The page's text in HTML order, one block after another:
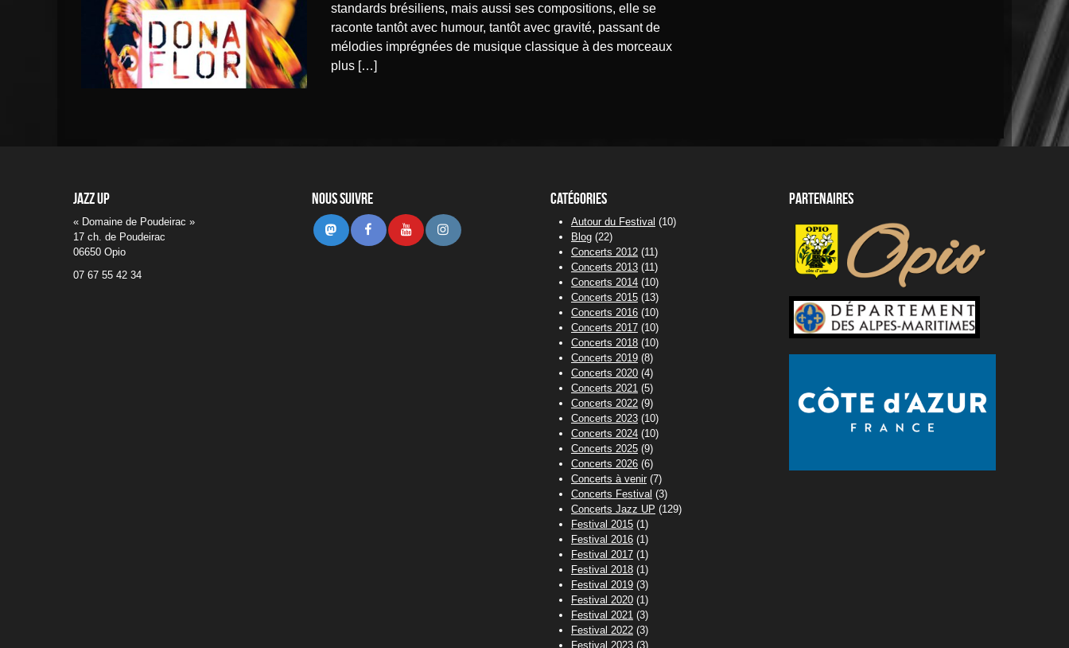
standards brésiliens, mais aussi ses compositions, elle se
raconte tantôt avec humour, tantôt avec gravité, passant de
mélodies imprégnées de musique classique à des morceaux
plus […]
Jazz UP
« Domaine de Poudeirac »
17 ch. de Poudeirac
06650 Opio
07 67 55 42 34
Nous suivre
MastodonFacebookYoutube Instagram
Catégories
Autour du Festival (10)
Blog(22)
Concerts 2012(11)
Concerts 2013(11)
Concerts 2014(10)
Concerts 2015(13)
Concerts 2016(10)
Concerts 2017(10)
Concerts 2018(10)
Concerts 2019(8)
Concerts 2020(4)
Concerts 2021(5)
Concerts 2022(9)
Concerts 2023(10)
Concerts 2024(10)
Concerts 2025(9)
Concerts 2026(6)
Concerts à venir(7)
Concerts Festival (3)
Concerts Jazz UP (129)
Festival 2015(1)
Festival 2016(1)
Festival 2017(1)
Festival 2018(1)
Festival 2019(3)
Festival 2020(1)
Festival 2021(3)
Festival 2022(3)
Festival 2023(3)
Partenaires